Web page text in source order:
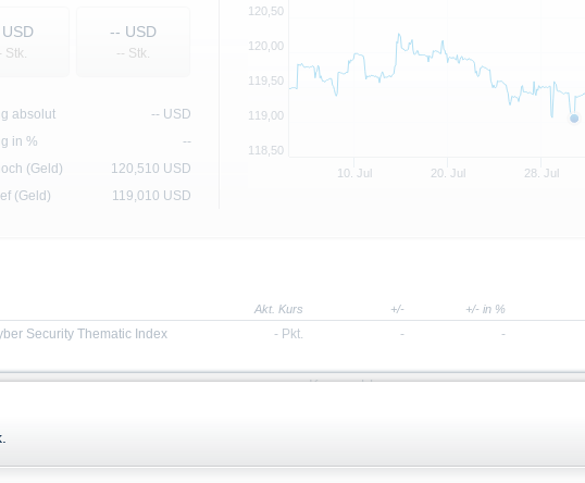
USD
Stk.
-- USD
-- Stk.
absolut -- USD
in %
--
(Geld)
120,510 USD
(Geld)
119,010 USD
20. Jul 28. Jul
10. Jul
118,50
119,00
119,50
120,00
120,50
Akt. Kurs +/- +/- in %
Security Thematic Index - Pkt. - -
Kennzahlen